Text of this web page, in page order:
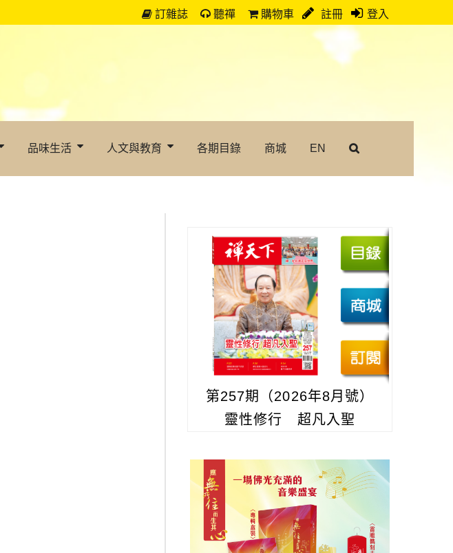
訂雜誌 聽禪 購物車 註冊 登入
品味生活 人文與教育 各期目錄 商城 EN
第257期（2026年8月號）
靈性修行 超凡入聖